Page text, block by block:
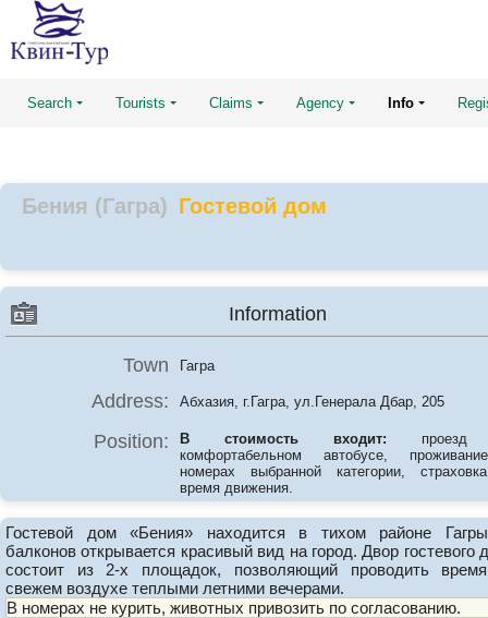
Search Tourists Claims Agency Info
Бения (Гагра) Гостевой дом
Information
Town Гагра
Address: Абхазия, г.Гагра, ул.Генерала Дбар, 205
Position: В стоимость входит: проезд
комфортабельном автобусе,
номерах выбранной категории,
время движения.
Гостевой дом «Бения» находится в тихом районе
балконов открывается красивый вид на город. Двор гостевого
состоит из 2-х площадок, позволяющий проводить
свежем воздухе теплыми летними вечерами.
В номерах не курить, животных привозить по согласованию.